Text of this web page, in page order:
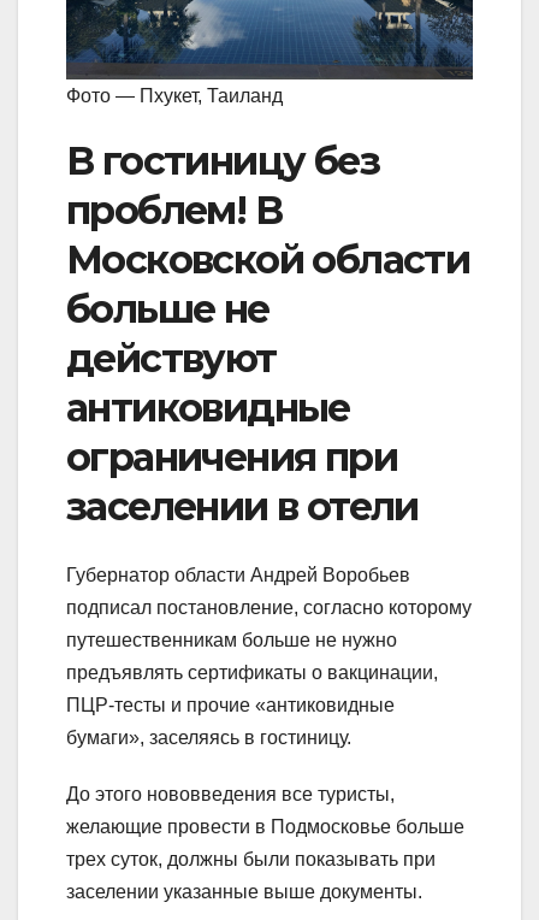
Фото — Пхукет, Таиланд
В гостиницу без
проблем! В
Московской области
больше не
действуют
антиковидные
ограничения при
заселении в отели
Губернатор области Андрей Воробьев
подписал постановление, согласно которому
путешественникам больше не нужно
предъявлять сертификаты о вакцинации,
ПЦР-тесты и прочие «антиковидные
бумаги», заселяясь в гостиницу.
До этого нововведения все туристы,
желающие провести в Подмосковье больше
трех суток, должны были показывать при
заселении указанные выше документы.